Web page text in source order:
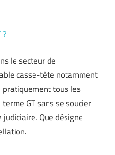
?
le secteur de
casse-tête notamment
pratiquement tous les
GT sans se soucier
Que désigne